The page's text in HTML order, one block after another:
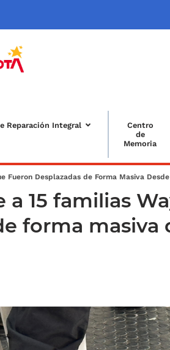
Reparación Integral
Centro
de
Memoria
a la navegación
Fueron Desplazadas de Forma Masiva
a 15 familias
forma masiva